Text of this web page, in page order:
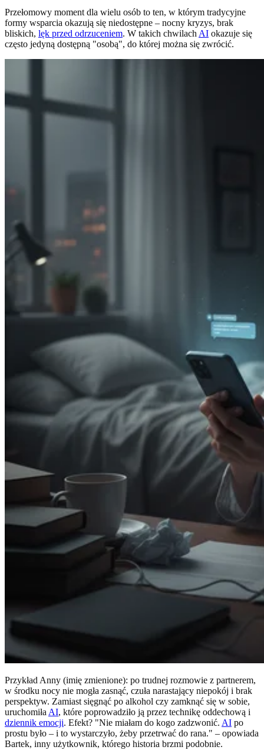
Przełomowy moment dla wielu osób to ten, w którym tradycyjne
formy wsparcia okazują się niedostępne – nocny kryzys, brak
bliskich, lęk przed odrzuceniem. W takich chwilach AI okazuje się
często jedyną dostępną "osobą", do której można się zwrócić.
Przykład Anny (imię zmienione): po trudnej rozmowie z partnerem,
w środku nocy nie mogła zasnąć, czuła narastający niepokój i brak
perspektyw. Zamiast sięgnąć po alkohol czy zamknąć się w sobie,
uruchomiła AI, które poprowadziło ją przez technikę oddechową i
dziennik emocji. Efekt? "Nie miałam do kogo zadzwonić. AI po
prostu było – i to wystarczyło, żeby przetrwać do rana." – opowiada
Bartek, inny użytkownik, którego historia brzmi podobnie.